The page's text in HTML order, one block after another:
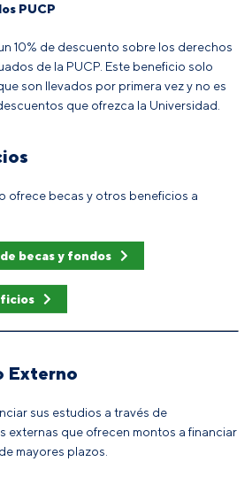
PUCP
10% de descuento sobre los derechos
de la PUCP. Este beneficio solo
son llevados por primera vez y no es
que ofrezca la Universidad.
ofrece becas y otros beneficios a
becas y fondos
Externo
sus estudios a través de
externas que ofrecen montos a financiar
mayores plazos.